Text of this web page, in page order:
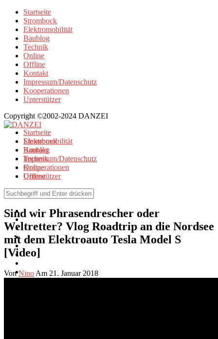
Startseite
Strombock
Elektromobilität
Baublog
Technik
Online
Offline
Kontakt
Impressum/Datenschutz
Kooperationen
Unterstützer
Copyright ©2002-2024 DANZEI
Startseite
Strombock
Kontakt
Impressum/Datenschutz
Kooperationen
Unterstützer
Elektromobilität
Baublog
Technik
Online
Offline
Elektromobilität
Sind wir Phrasendrescher oder
Weltretter? Vlog Roadtrip an die Nordsee
mit dem Elektroauto Tesla Model S
[Video]
VonNino Am 21. Januar 2018